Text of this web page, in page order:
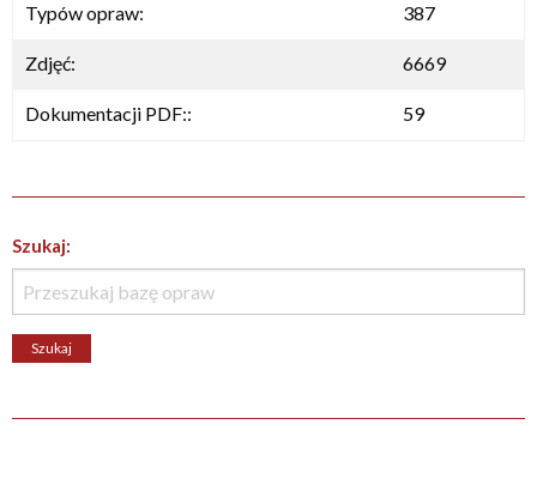
Typów opraw: 387
Zdjęć: 6669
Dokumentacji PDF:: 59
Szukaj: